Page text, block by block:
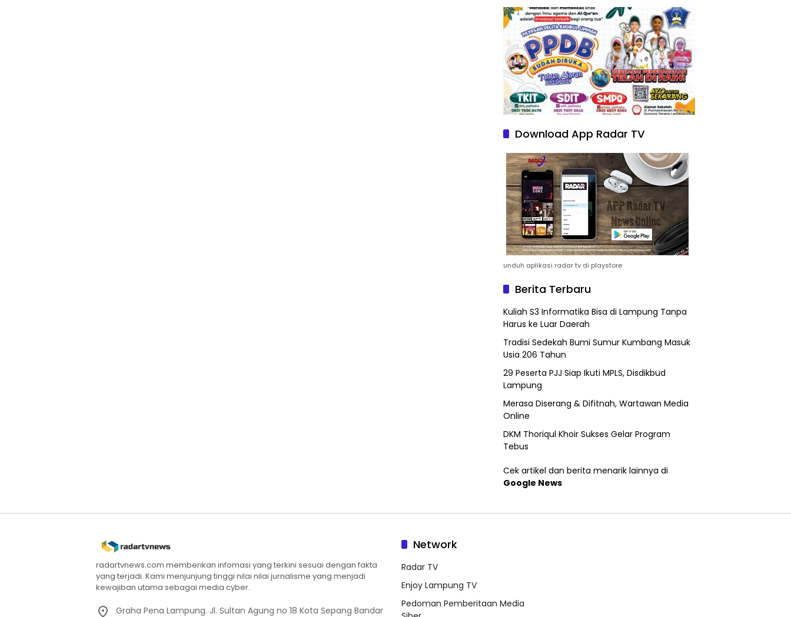
Download App Radar TV
unduh aplikasi radar tv di playstore
Berita Terbaru
Kuliah S3 Informatika Bisa di Lampung Tanpa
Harus ke Luar Daerah
Tradisi Sedekah Bumi Sumur Kumbang Masuk
Usia 206 Tahun
29 Peserta PJJ Siap Ikuti MPLS, Disdikbud
Lampung
Merasa Diserang & Difitnah, Wartawan Media
Online
DKM Thoriqul Khoir Sukses Gelar Program
Tebus
Cek artikel dan berita menarik lainnya di
Google News
radartvnews.com memberikan infomasi yang terkini sesuai dengan fakta
yang terjadi. Kami menjunjung tinggi nilai nilai jurnalisme yang menjadi
kewajiban utama sebagai media cyber.
Graha Pena Lampung. Jl. Sultan Agung no 18 Kota Sepang Bandar
Network
Radar TV
Enjoy Lampung TV
Pedoman Pemberitaan Media